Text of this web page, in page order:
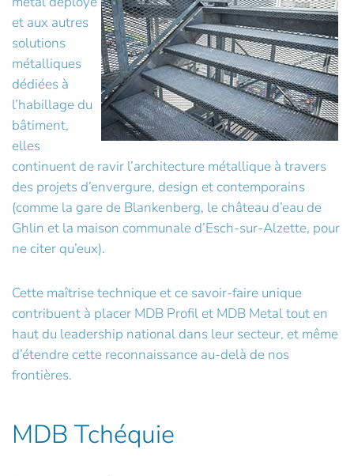
et aux autres
solutions
métalliques
dédiées à
l’habillage du
bâtiment,
elles
continuent de ravir l’architecture métallique à travers
des projets d’envergure, design et contemporains
(comme la gare de Blankenberg, le château d’eau de
Ghlin et la maison communale d’Esch-sur-Alzette, pour
ne citer qu’eux).
Cette maîtrise technique et ce savoir-faire unique
contribuent à placer MDB Profil et MDB Metal tout en
haut du leadership national dans leur secteur, et même
d’étendre cette reconnaissance au-delà de nos
frontières.
MDB Tchéquie